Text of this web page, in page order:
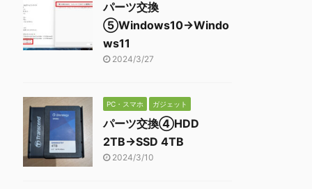
パーツ交換
⑤Windows10→Windo
ws11
2024/3/27
PC・スマホ ガジェット
パーツ交換④HDD
2TB→SSD 4TB
2024/3/10